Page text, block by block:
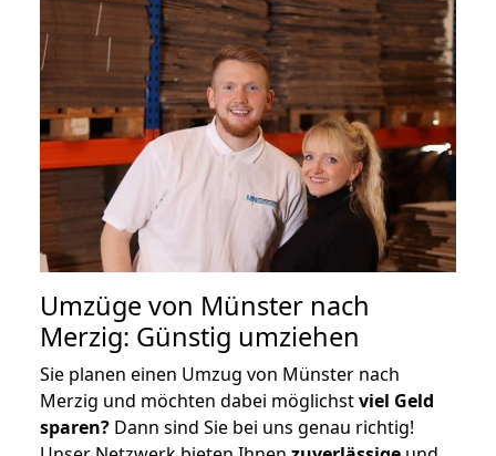
Umzüge von Münster nach
Merzig: Günstig umziehen
Sie planen einen Umzug von Münster nach
Merzig und möchten dabei möglichstviel Geld
sparen? Dann sind Sie bei uns genau richtig!